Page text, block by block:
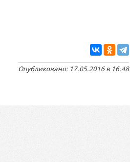
Опубликовано: 17.05.2016 в 16:48